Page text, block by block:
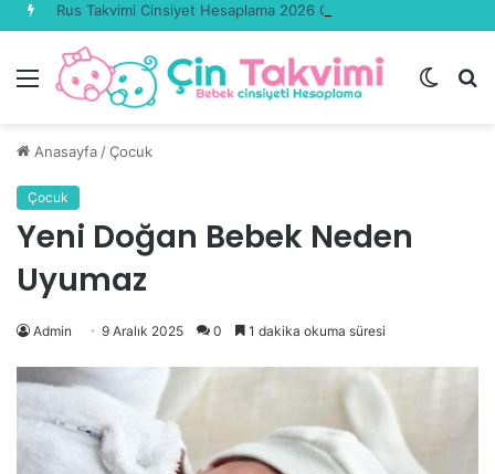
Rus Takvimi Cinsiyet Hesaplama 2026 Güncel
Menü
Dış
Anasayfa /Çocuk
Çocuk
Yeni Doğan Bebek Neden
Uyumaz
Admin 9 Aralık 2025 0 1 dakika okuma süresi